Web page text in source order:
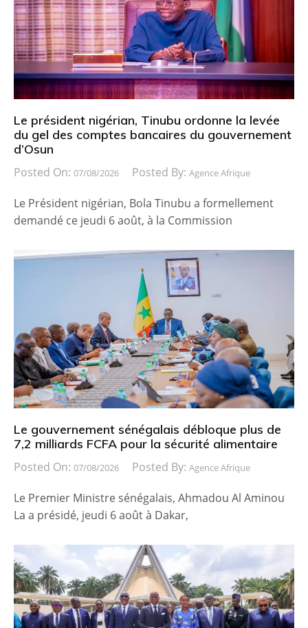
Le président nigérian, Tinubu ordonne la levée
du gel des comptes bancaires du gouvernement
d’Osun
Posted On: 07/08/2026 Posted By: Agence Afrique
Le Président nigérian, Bola Tinubu a formellement
demandé ce jeudi 6 août, à la Commission
Le gouvernement sénégalais débloque plus de
7,2 milliards FCFA pour la sécurité alimentaire
Posted On: 07/08/2026 Posted By: Agence Afrique
Le Premier Ministre sénégalais, Ahmadou Al Aminou
La a présidé, jeudi 6 août à Dakar,